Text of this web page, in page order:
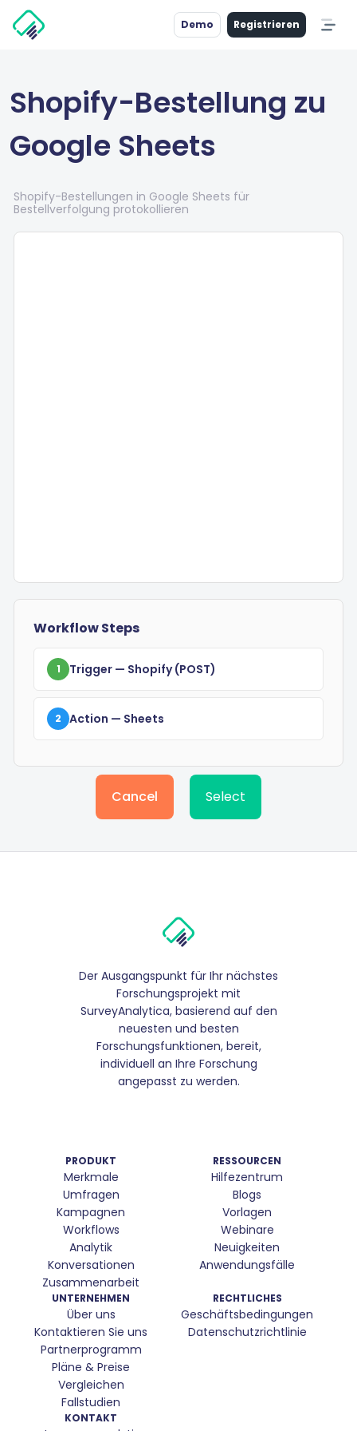
Demo Registrieren
Shopify-Bestellung zu
Google Sheets
Shopify-Bestellungen in Google Sheets für
Bestellverfolgung protokollieren
Workflow Steps
1 Trigger — Shopify(POST)
2 Action — Sheets
Cancel Select
Der Ausgangspunkt für Ihr nächstes
Forschungsprojekt mit
SurveyAnalytica, basierend auf den
neuesten und besten
Forschungsfunktionen, bereit,
individuell an Ihre Forschung
angepasst zu werden.
PRODUKT
Merkmale
Umfragen
Kampagnen
Workflows
Analytik
Konversationen
Zusammenarbeit
RESSOURCEN
Hilfezentrum
Blogs
Vorlagen
Webinare
Neuigkeiten
Anwendungsfälle
UNTERNEHMEN
Über uns
Kontaktieren Sie uns
Partnerprogramm
Pläne & Preise
Vergleichen
Fallstudien
RECHTLICHES
Geschäftsbedingungen
Datenschutzrichtlinie
KONTAKT